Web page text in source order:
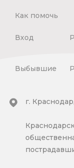
Как помочь
Вход
Выбывшие
г.